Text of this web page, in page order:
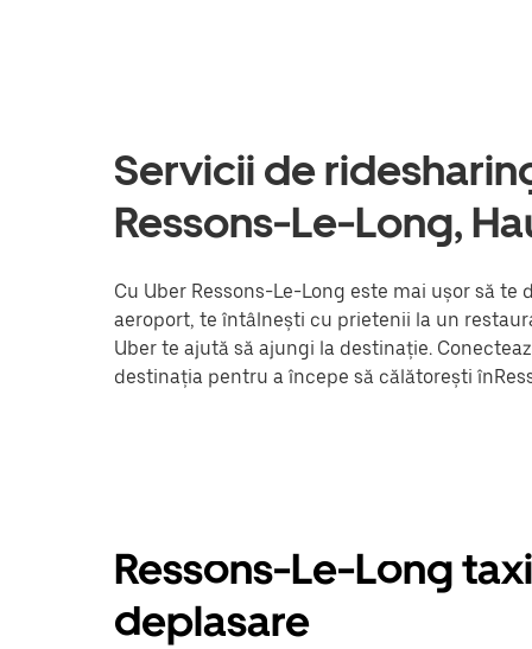
Servicii de
Ressons-Le-Long,
Cu Uber Ressons-Le-Long este mai ușor să
aeroport, te întâlnești cu prietenii la un
Uber te ajută să ajungi la destinație.
destinația pentru a începe să călătorești
Ressons-Le-Long
deplasare